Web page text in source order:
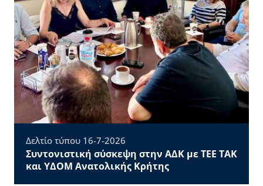
Δελτίο τύπου 16-7-2026
Συντονιστική σύσκεψη στην ΑΔΚ με ΤΕΕ ΤΑΚ
και ΥΔΟΜ Ανατολικής Κρήτης